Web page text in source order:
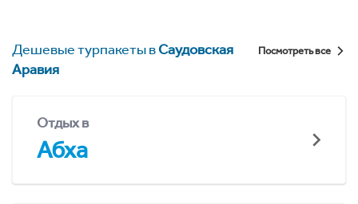
Дешевые турпакеты вСаудовская
Аравия
Посмотреть все
Отдых в
Абха